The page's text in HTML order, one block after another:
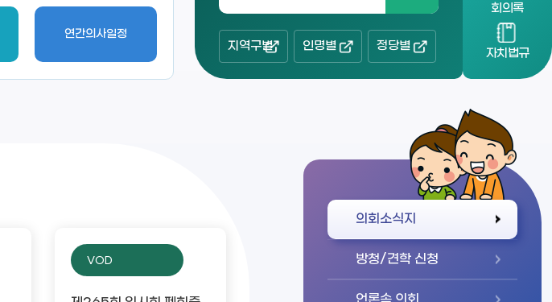
연간의사일정
지역구별 인명별 정당별
회의록
자치법규
VOD
의회소식지
방청/견학 신청